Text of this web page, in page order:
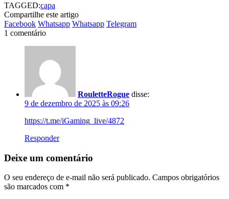
TAGGED:capa
Compartilhe este artigo
Facebook Whatsapp Whatsapp Telegram
1 comentário
RouletteRogue disse:
9 de dezembro de 2025 às 09:26
https://t.me/iGaming_live/4872
Responder
Deixe um comentário
O seu endereço de e-mail não será publicado. Campos obrigatórios
são marcados com *